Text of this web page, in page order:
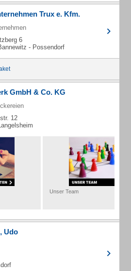
Trux e. Kfm.
6
- Possendorf
GmbH & Co. KG
12
Unser Team
Udo